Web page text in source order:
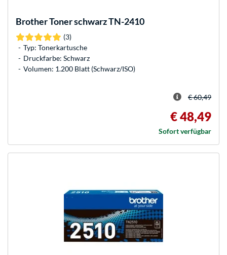
BrotherToner schwarz TN-2410
(3)
Typ: Tonerkartusche
Druckfarbe: Schwarz
Volumen: 1.200 Blatt (Schwarz/ISO)
€ 60,49
€ 48,49
Sofort verfügbar